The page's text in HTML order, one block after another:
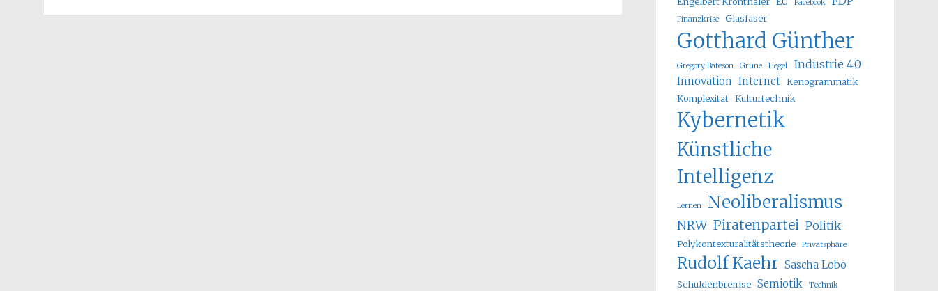
Facebook
Finanzkrise Glasfaser
Gotthard Günther
Gregory Bateson Grüne Hegel Industrie 4.0
Innovation Internet Kenogrammatik
Komplexität Kulturtechnik
Kybernetik
Künstliche
Intelligenz
Lernen Neoliberalismus
NRW Piratenpartei Politik
Polykontexturalitätstheorie Privatsphäre
Rudolf Kaehr Sascha Lobo
Schuldenbremse Semiotik
Technik